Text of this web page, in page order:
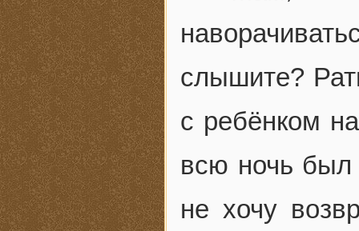
слышите?
с ребёнком
всю ночь был
не хочу